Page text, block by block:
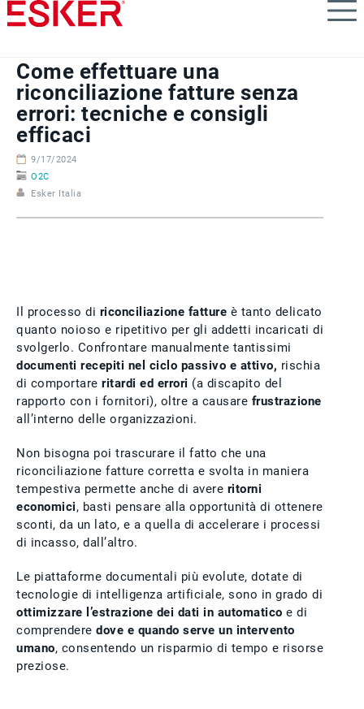
Skip
to
content
Come effettuare una
riconciliazione fatture senza
errori: tecniche e consigli
efficaci
9/17/2024
O2C
Esker Italia
Il processo di riconciliazione fatture è tanto delicato
quanto noioso e ripetitivo per gli addetti incaricati di
svolgerlo. Confrontare manualmente tantissimi
documenti recepiti nel ciclo passivo e attivo, rischia
di comportare ritardi ed errori (a discapito del
rapporto con i fornitori), oltre a causare frustrazione
all’interno delle organizzazioni.
Non bisogna poi trascurare il fatto che una
riconciliazione fatture corretta e svolta in maniera
tempestiva permette anche di avere ritorni
economici, basti pensare alla opportunità di ottenere
sconti, da un lato, e a quella di accelerare i processi
di incasso, dall’altro.
Le piattaforme documentali più evolute, dotate di
tecnologie di intelligenza artificiale, sono in grado di
ottimizzare l’estrazione dei dati in automatico e di
comprendere dove e quando serve un intervento
umano, consentendo un risparmio di tempo e risorse
preziose.